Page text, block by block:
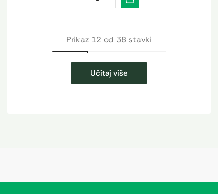
Prikaz 12 od 38 stavki
Učitaj više